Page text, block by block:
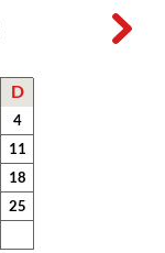
D
4
11
18
25